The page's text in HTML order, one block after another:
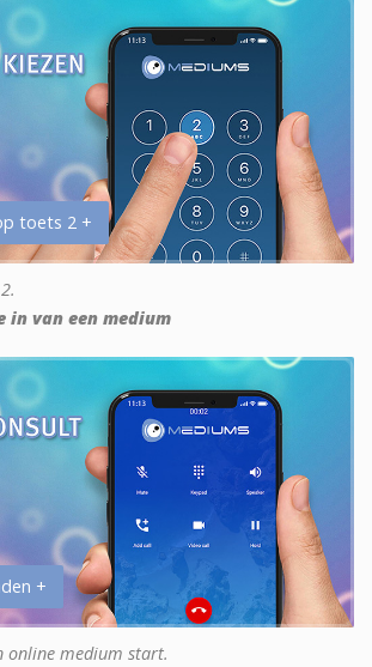
toets 2 +
in van een medium
+
online medium start.